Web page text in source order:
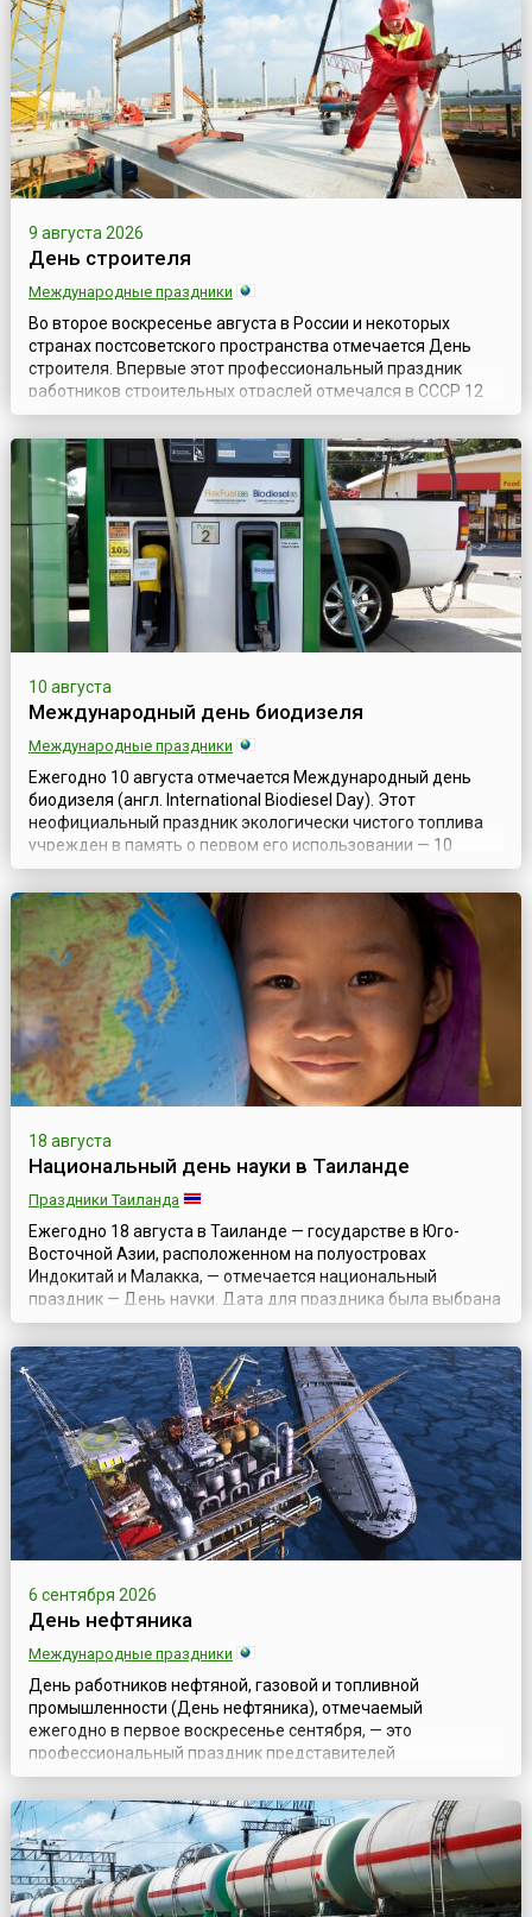
9 августа 2026
День строителя
Международные праздники
Во второе воскресенье августа в России и некоторых
странах постсоветского пространства отмечается День
строителя. Впервые этот профессиональный праздник
работников строительных отраслей отмечался в СССР 12
августа 1956 года. А установлен он был Указом Президиума
Верховного Совета СССР «Об установлении ежегодного
праздника "Дня строителя"» (на второе воскресенье
августа) от 6 сентября 1955 года...
10 августа
Международный день биодизеля
Международные праздники
Ежегодно 10 августа отмечается Международный день
биодизеля (англ. International Biodiesel Day). Этот
неофициальный праздник экологически чистого топлива
учрежден в память о первом его использовании — 10
августа 1893 года был запущен двигатель, работающий на
топливе, основой которого стало арахисовое масло, и с
целью распространения информации о преимуществах
биодизельного топлива.Сам же дизел...
18 августа
Национальный день науки в Таиланде
Праздники Таиланда
Ежегодно 18 августа в Таиланде — государстве в Юго-
Восточной Азии, расположенном на полуостровах
Индокитай и Малакка, — отмечается национальный
праздник — День науки. Дата для праздника была выбрана
не случайно и посвящена годовщине предсказания и
наблюдения королем Монгкутом (Рама IV) солнечного
затмения в 1868 году. Сам правитель в 1982 году был
назван «отцом науки Таиланда», и тогда же было...
6 сентября 2026
День нефтяника
Международные праздники
День работников нефтяной, газовой и топливной
промышленности (День нефтяника), отмечаемый
ежегодно в первое воскресенье сентября, — это
профессиональный праздник представителей
разнообразных газовых и нефтяных специальностей:
геологов и буровиков, разработчиков и строителей,
транспортников, технологов; всех тех, кто связал свою
судьбу с нефтяной и газовой промышленностью.Свою
историю праздник ...